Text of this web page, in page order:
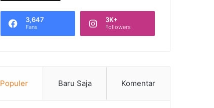
3,647
Fans
3K+
Followers
Populer Baru Saja Komentar